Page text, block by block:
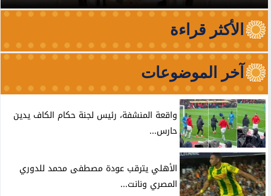
الأكثر قراءة
آخر الموضوعات
واقعة المنشفة، رئيس لجنة حكام الكاف يدين
حارس...
الأهلي يترقب عودة مصطفى محمد للدوري
المصري ونانت...